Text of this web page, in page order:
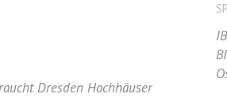
Dresden Hochhäuser